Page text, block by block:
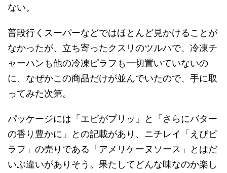
ない。
普段行くスーパーなどではほとんど見かけることが
なかったが、立ち寄ったクスリのツルハで、冷凍チ
ャーハンも他の冷凍ピラフも一切置いていないの
に、なぜかこの商品だけが並んでいたので、手に取
ってみた次第。
パッケージには「エビがプリッ」と「さらにバター
の香り豊かに」との記載があり、ニチレイ「えびピ
ラフ」の売りである「アメリケーヌソース」とはだ
いぶ違いがありそう。果たしてどんな味なのか楽し